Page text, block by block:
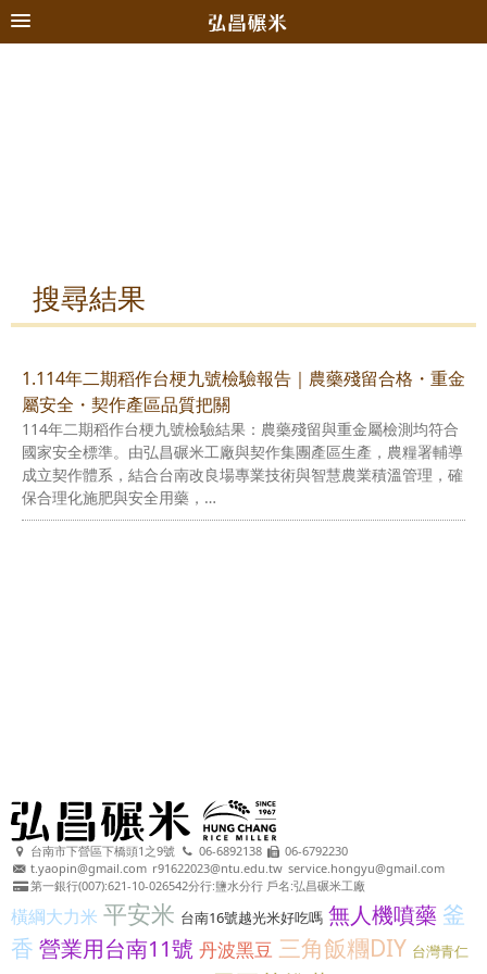
搜尋結果
1.114年二期稻作台梗九號檢驗報告｜農藥殘留合格・重金
屬安全・契作產區品質把關
114年二期稻作台梗九號檢驗結果：農藥殘留與重金屬檢測均符合
國家安全標準。由弘昌碾米工廠與契作集團產區生產，農糧署輔導
成立契作體系，結合台南改良場專業技術與智慧農業積溫管理，確
保合理化施肥與安全用藥，…
台南市下營區下橋頭1之9號 06-6892138
06-6792230
t.yaopin@gmail.com r91622023@ntu.edu.tw service.hongyu@gmail.com
第一銀行(007):621-10-026542分行:鹽水分行 戶名:弘昌碾米工廠
橫綱大力米 平安米 台南16號越光米好吃嗎 無人機噴藥 釜
香 營業用台南11號 丹波黑豆 三角飯糰DIY 台灣青仁